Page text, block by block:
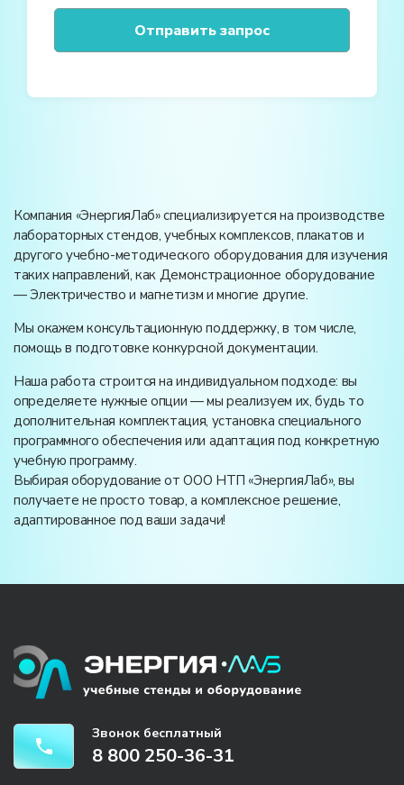
Компания «ЭнергияЛаб» специализируется на производстве
лабораторных стендов, учебных комплексов, плакатов и
другого учебно-методического оборудования для изучения
таких направлений, как Демонстрационное оборудование
— Электричество и магнетизм и многие другие.
Мы окажем консультационную поддержку, в том числе,
помощь в подготовке конкурсной документации.
Наша работа строится на индивидуальном подходе: вы
определяете нужные опции — мы реализуем их, будь то
дополнительная комплектация, установка специального
программного обеспечения или адаптация под конкретную
учебную программу.
Выбирая оборудование от ООО НТП «ЭнергияЛаб», вы
получаете не просто товар, а комплексное решение,
адаптированное под ваши задачи!
Звонок бесплатный
8 800 250-36-31